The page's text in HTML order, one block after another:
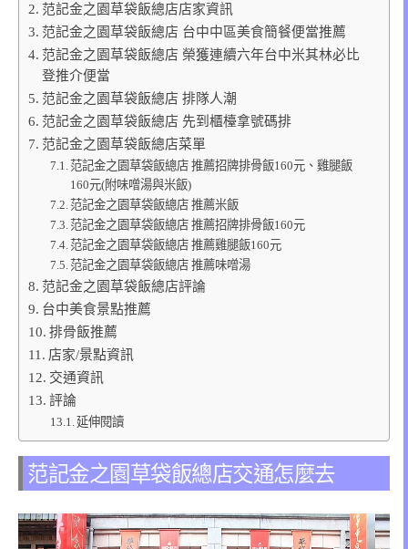
范記金之園草袋飯總店店家資訊
范記金之園草袋飯總店 台中中區美食簡餐便當推薦
范記金之園草袋飯總店 榮獲連續六年台中米其林必比
登推介便當
范記金之園草袋飯總店 排隊人潮
范記金之園草袋飯總店 先到櫃檯拿號碼排
范記金之園草袋飯總店菜單
范記金之園草袋飯總店 推薦招牌排骨飯160元、雞腿飯
160元(附味噌湯與米飯)
范記金之園草袋飯總店 推薦米飯
范記金之園草袋飯總店 推薦招牌排骨飯160元
范記金之園草袋飯總店 推薦雞腿飯160元
范記金之園草袋飯總店 推薦味噌湯
范記金之園草袋飯總店評論
台中美食景點推薦
排骨飯推薦
店家/景點資訊
交通資訊
評論
延伸閱讀
范記金之園草袋飯總店交通怎麼去